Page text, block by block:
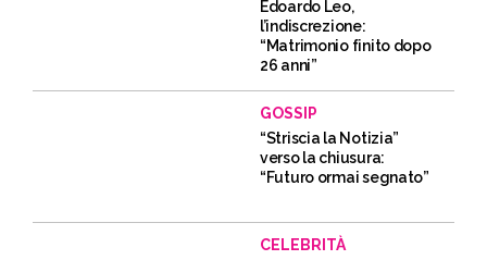
Edoardo Leo,
l’indiscrezione:
“Matrimonio finito dopo
26 anni”
GOSSIP
“Striscia la Notizia”
verso la chiusura:
“Futuro ormai segnato”
CELEBRITÀ